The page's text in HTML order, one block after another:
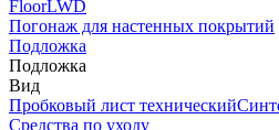
FloorLWD
Погонаж для настенных покрытий
Подложка
Подложка
Вид
Пробковый лист технический
Средства по уходу